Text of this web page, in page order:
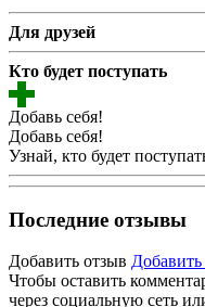
Для друзей
Кто будет поступать
Добавь себя!
Добавь себя!
Узнай, кто будет
Последние отзывы
Добавить отзыв Добавить
Чтобы оставить
через социальную сеть